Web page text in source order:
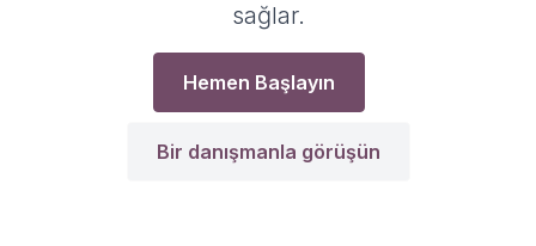
sağlar.
Hemen Başlayın
Bir danışmanla görüşün